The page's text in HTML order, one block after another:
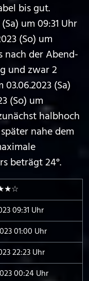
bis gut.
um 09:31 Uhr
(So) um
nach der Abend-
und zwar 2
(Sa)
(So) um
halbhoch
nahe dem
beträgt 24°.
09:31 Uhr
01:00 Uhr
22:23 Uhr
00:24 Uhr